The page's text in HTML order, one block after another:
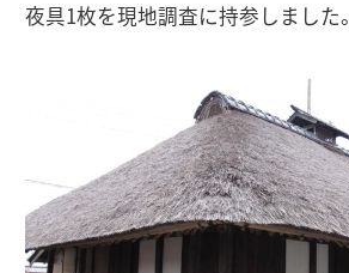
夜具1枚を現地調査に持参しました。